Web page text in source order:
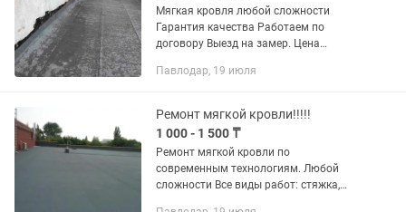
Мягкая кровля любой сложности
Гарантия качества Работаем по
договору Выезд на замер. Цена
Павлодар, 19 июля
Ремонт мягкой кровли!!!!!
1 000 - 1 500 ₸
Ремонт мягкой кровли по
современным технологиям. Любой
сложности Все виды работ: стяжка,